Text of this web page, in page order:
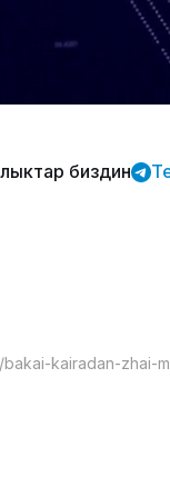
биздин